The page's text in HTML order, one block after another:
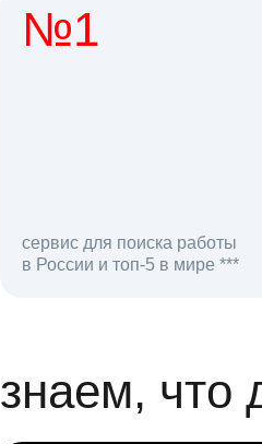
№1
сервис для поиска работы
в России и топ-5 в мире ***
откликов на
знаем, что